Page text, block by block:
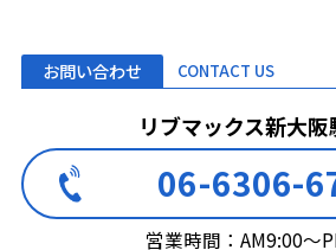
お問い合わせ CONTACT US
リブマックス新大阪
06-6306-
営業時間：AM9:00～